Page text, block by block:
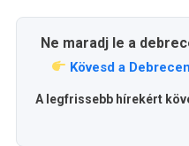
Ne maradj le a
Kövesd a
A legfrissebb hírekért